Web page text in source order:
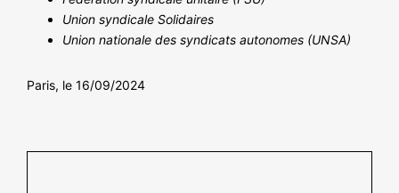
Union syndicale Solidaires
Union nationale des syndicats autonomes (UNSA)
Paris, le 16/09/2024